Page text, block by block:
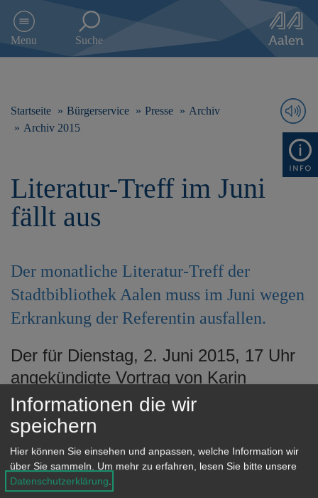
e
Menu Suche
Startseite Bürgerservice Presse
Archiv
Archiv 2015
Literatur-Treff im Juni
fällt aus
Der monatliche Literatur-Treff der
Stadtbibliothek Aalen muss im Juni wegen
Erkrankung der Referentin ausfallen.
Der für Dienstag, 2. Juni 2015, 17 Uhr
angekündigte Vortrag von Karin
Burgenmeister über Marlene
Streeruwitz’ Roman „Nachkommen“ im
Rahmen der Reihe „Literatur-Treff“ der
Stadtbibliothek im Torhaus fällt wegen
einer Erkrankung der Referentin aus.
Informationen die wir
speichern
Hier können Sie einsehen und anpassen, welche Information wir
über Sie sammeln.
Um mehr zu erfahren, lesen Sie bitte unsere
Datenschutzerklärung